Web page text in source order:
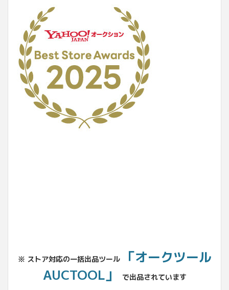
※ ストア対応の一括出品ツール
「オークツール
AUCTOOL」
で出品されています